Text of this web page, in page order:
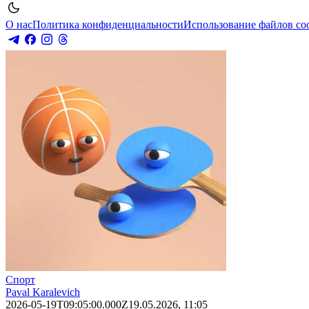
О насПолитика конфиденциальностиИспользование файлов
Спорт
Paval Karalevich
2026-05-19T09:05:00.000Z19.05.2026, 11:05